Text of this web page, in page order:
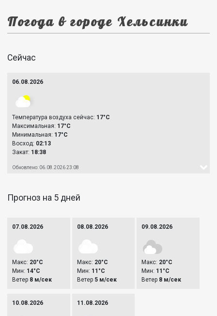
Погода в городе Хельсинки
Сейчас
06.08.2026
Температура воздуха сейчас: 17°C
Максимальная: 17°C
Минимальная: 17°C
Восход: 02:13
Закат: 18:38
Обновлено: 06.08.2026 23:08
Прогноз на 5 дней
07.08.2026
Макс: 20°C
Мин: 14°C
Ветер 8 м/сек
08.08.2026
Макс: 20°C
Мин: 11°C
Ветер 5 м/сек
09.08.2026
Макс: 20°C
Мин: 11°C
Ветер 8 м/сек
10.08.2026 11.08.2026